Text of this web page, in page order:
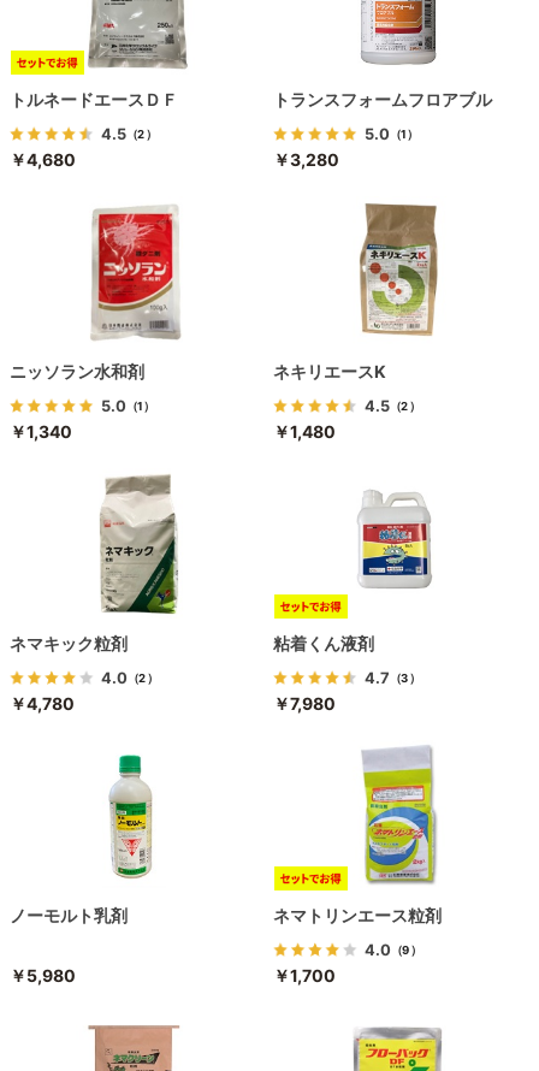
トルネードエースＤＦ
4.5（2）
￥4,680
トランスフォームフロアブル
5.0 （1）
￥3,280
ニッソラン水和剤
5.0 （1）
￥1,340
ネキリエースK
4.5（2）
￥1,480
ネマキック粒剤
4.0 （2）
￥4,780
粘着くん液剤
4.7 （3）
￥7,980
ノーモルト乳剤
￥5,980
ネマトリンエース粒剤
4.0 （9）
￥1,700